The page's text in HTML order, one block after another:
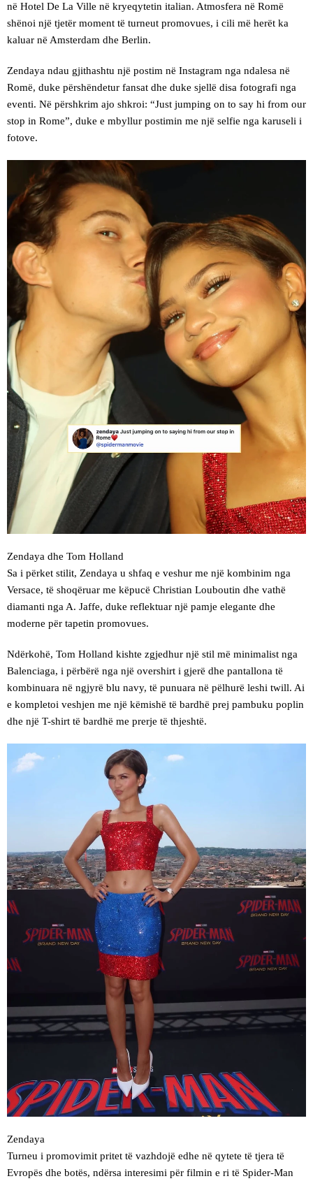
në Hotel De La Ville në kryeqytetin italian. Atmosfera në Romë
shënoi një tjetër moment të turneut promovues, i cili më herët ka
kaluar në Amsterdam dhe Berlin.
Zendaya ndau gjithashtu një postim në Instagram nga ndalesa në
Romë, duke përshëndetur fansat dhe duke sjellë disa fotografi nga
eventi. Në përshkrim ajo shkroi: “Just jumping on to say hi from our
stop in Rome”, duke e mbyllur postimin me një selfie nga karuseli i
fotove.
Zendaya dhe Tom Holland
Sa i përket stilit, Zendaya u shfaq e veshur me një kombinim nga
Versace, të shoqëruar me këpucë Christian Louboutin dhe vathë
diamanti nga A. Jaffe, duke reflektuar një pamje elegante dhe
moderne për tapetin promovues.
Ndërkohë, Tom Holland kishte zgjedhur një stil më minimalist nga
Balenciaga, i përbërë nga një overshirt i gjerë dhe pantallona të
kombinuara në ngjyrë blu navy, të punuara në pëlhurë leshi twill. Ai
e kompletoi veshjen me një këmishë të bardhë prej pambuku poplin
dhe një T-shirt të bardhë me prerje të thjeshtë.
Zendaya
Turneu i promovimit pritet të vazhdojë edhe në qytete të tjera të
Evropës dhe botës, ndërsa interesimi për filmin e ri të Spider-Man